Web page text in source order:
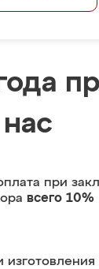
при
всего 10%
изготовления